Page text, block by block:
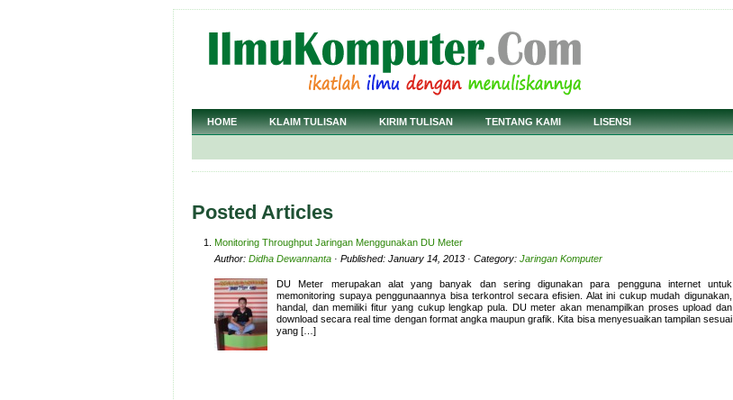
HOME KLAIM TULISAN KIRIM TULISAN TENTANG KAMI LISENSI
Posted Articles
Monitoring Throughput Jaringan Menggunakan DU Meter
Author: Didha Dewannanta · Published: January 14, 2013 · Category: Jaringan Komputer
DU Meter merupakan alat yang banyak dan sering digunakan para pengguna internet untuk
memonitoring supaya penggunaannya bisa terkontrol secara efisien. Alat ini cukup mudah digunakan,
handal, dan memiliki fitur yang cukup lengkap pula. DU meter akan menampilkan proses upload dan
download secara real time dengan format angka maupun grafik. Kita bisa menyesuaikan tampilan sesuai
yang […]